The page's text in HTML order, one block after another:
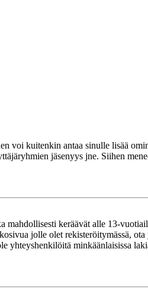
voi kuitenkin antaa sinulle lisää
jäsenyys jne. Siihen
keräävät alle 13-
jolle olet rekisteröitymässä,
yhteyshenkilöitä minkäänlaisissa